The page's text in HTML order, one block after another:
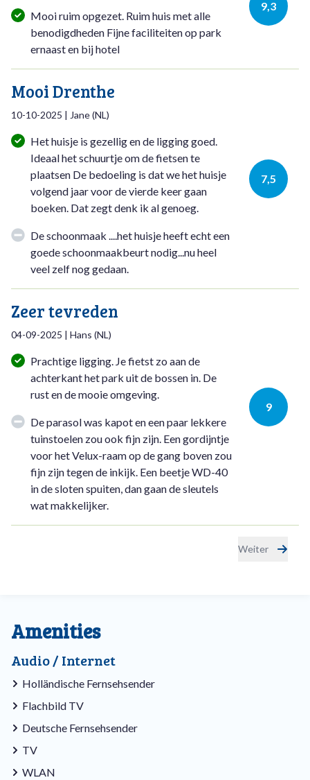
9,3
Mooi ruim opgezet. Ruim huis met alle
benodigdheden Fijne faciliteiten op park
ernaast en bij hotel
Mooi Drenthe
10-10-2025 | Jane(NL)
7,5
Het huisje is gezellig en de ligging goed.
Ideaal het schuurtje om de fietsen te
plaatsen De bedoeling is dat we het huisje
volgend jaar voor de vierde keer gaan
boeken. Dat zegt denk ik al genoeg.
De schoonmaak ....het huisje heeft echt een
goede schoonmaakbeurt nodig...nu heel
veel zelf nog gedaan.
Zeer tevreden
04-09-2025 | Hans (NL)
9
Prachtige ligging. Je fietst zo aan de
achterkant het park uit de bossen in. De
rust en de mooie omgeving.
De parasol was kapot en een paar lekkere
tuinstoelen zou ook fijn zijn. Een gordijntje
voor het Velux-raam op de gang boven zou
fijn zijn tegen de inkijk. Een beetje WD-40
in de sloten spuiten, dan gaan de sleutels
wat makkelijker.
Weiter
Amenities
Audio / Internet
Holländische Fernsehsender
Flachbild TV
Deutsche Fernsehsender
TV
WLAN